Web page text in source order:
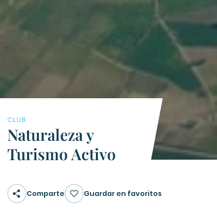
CLUB
Naturaleza y
Turismo Activo
Comparte Guardar en favoritos